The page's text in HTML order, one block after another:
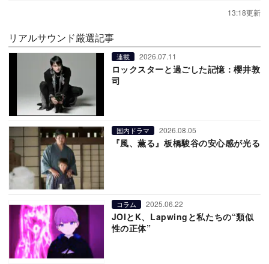
13:18更新
リアルサウンド厳選記事
連載 2026.07.11
ロックスターと過ごした記憶：櫻井敦
司
国内ドラマ 2026.08.05
『風、薫る』板橋駿谷の安心感が光る
コラム 2025.06.22
JOIとK、Lapwingと私たちの“類似
性の正体”